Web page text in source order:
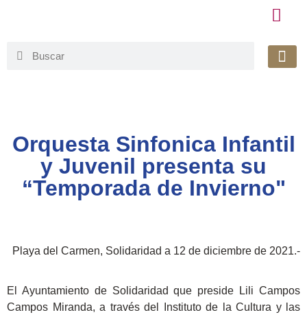
Orquesta Sinfonica Infantil
y Juvenil presenta su
“Temporada de Invierno"
Playa del Carmen, Solidaridad a 12 de diciembre de 2021.-
El Ayuntamiento de Solidaridad que preside Lili Campos
Campos Miranda, a través del Instituto de la Cultura y las